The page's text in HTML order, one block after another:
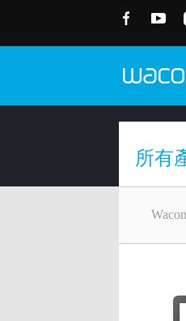
所有